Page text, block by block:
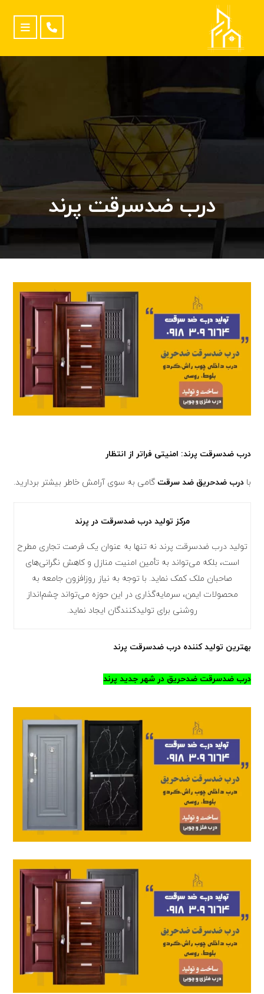
درب ضدسرقت پرند
درب ضدسرقت پرند: امنیتی فراتر از انتظار
بادرب ضدحریق ضد سرقت گامی به سوی آرامش خاطر بیشتر بردارید.
مرکز تولید درب ضدسرقت در پرند
روشنی برای تولیدکنندگان ایجاد نماید.
بهترین تولید کننده درب ضدسرقت پرند
درب ضدسرقت ضدحریق در شهر جدید پرند